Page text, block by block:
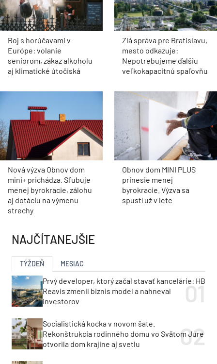
Boj s horúčavami v
Európe: volanie
seniorom, zákaz alkoholu
aj klimatické útočiská
Zlá správa pre Bratislavu,
mesto odkazuje:
Nepotrebujeme ďalšiu
veľkokapacitnú spaľovňu
Nová výzva Obnov dom
mini+ prichádza. Sľubuje
menej byrokracie, zálohu
aj dotáciu na výmenu
strechy
Obnov dom MINI PLUS
prinesie menej
byrokracie. Výzva sa
spustí už v lete
NAJČÍTANEJŠIE
TÝŽDEŇ MESIAC
Prvý developer, ktorý začal stavať kancelárie: HB
Reavis zmenil biznis model a nahneval
investorov
Socialistická kocka v novom šate.
Rekonštrukcia rodinného domu vo Svätom Jure
otvorila dom krajine aj svetlu